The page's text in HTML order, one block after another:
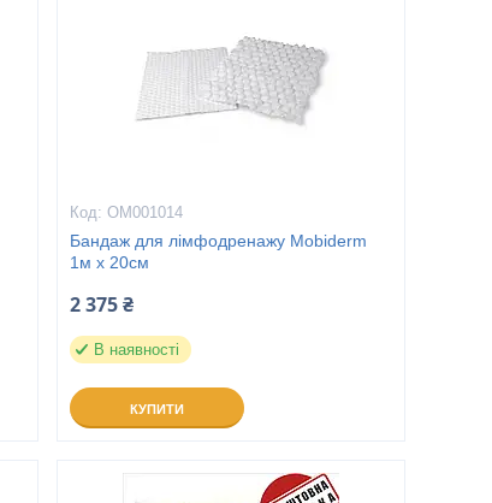
ОМ001014
Бандаж для лімфодренажу Mobiderm
1м x 20см
2 375 ₴
В наявності
КУПИТИ